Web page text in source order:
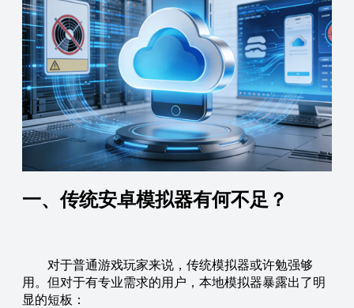
一、传统安卓模拟器有何不足？
对于普通游戏玩家来说，传统模拟器或许勉强够
用。但对于有专业需求的用户，本地模拟器暴露出了明
显的短板：